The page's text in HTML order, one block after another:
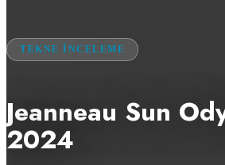
TEKNE İNCELEME
Jeanneau Sun
2024